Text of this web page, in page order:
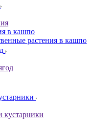
в кашпо
растения в кашпо
кустарники